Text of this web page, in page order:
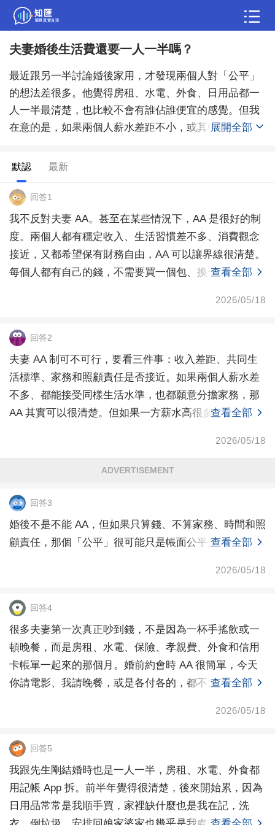
夫妻婚後生活費還要一人一半嗎？
最近跟另一半討論婚後家用，才發現兩個人對「公平」
的想法差很多。他覺得房租、水電、外食、日用品都一
人一半最清楚，也比較不會有誰佔誰便宜的感覺。但我
在意的是，如果兩個人薪水差距不小，或其中一方多做
嗎？想問大家，婚後生活費你們是 AA、按收入比例，還
是用共同帳戶？
展開全部
默認 最新
回答1
我不反對夫妻 AA。甚至在某些情況下，AA 是很好的制
度。兩個人都有穩定收入、生活習慣差不多、消費觀念
接近，又都希望保有財務自由，AA 可以讓界線很清楚。
每個人都有自己的錢，不需要買一個包、換一支手機
查看全部
2026/05/18
回答2
夫妻 AA 制可不可行，要看三件事：收入差距、共同生
活標準、家務和照顧責任是否接近。如果兩個人薪水差
不多、都能接受同樣生活水準，也都願意分擔家務，那
AA 其實可以很清楚。但如果一方薪水高很多，卻要求
查看全部
2026/05/18
ADVERTISEMENT
回答3
婚後不是不能 AA，但如果只算錢、不算家務、時間和照
顧責任，那個「公平」很可能只是帳面公平。查看全部
2026/05/18
回答4
很多夫妻第一次真正吵到錢，不是因為一杯手搖飲或一
頓晚餐，而是房租、水電、保險、孝親費、外食和信用
卡帳單一起來的那個月。婚前約會時 AA 很簡單，今天
你請電影、我請晚餐，或是各付各的，都不太會傷感
查看全部
2026/05/18
回答5
我跟先生剛結婚時也是一人一半，房租、水電、外食都
用記帳 App 拆。前半年覺得很清楚，後來開始累，因為
日用品常常是我順手買，家裡缺什麼也是我在記，洗
問答
綜合問題 婚姻情感 職場 夫妻生活
生活妙招 體育 育兒 老年病科普